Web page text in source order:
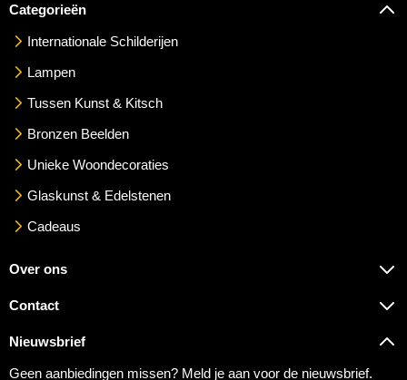
Categorieën
Internationale Schilderijen
Lampen
Tussen Kunst & Kitsch
Bronzen Beelden
Unieke Woondecoraties
Glaskunst & Edelstenen
Cadeaus
Over ons
Contact
Nieuwsbrief
Geen aanbiedingen missen? Meld je aan voor de nieuwsbrief.